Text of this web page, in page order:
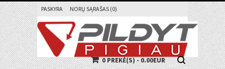
PASKYRA NORŲ SĄRAŠAS (0)
0 PREKĖ(S) - 0.00EUR